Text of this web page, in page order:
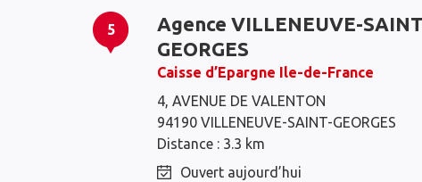
5
Agence VILLENEUVE-
GEORGES
Caisse d’Epargne Ile-de-France
4, AVENUE DE VALENTON
94190 VILLENEUVE-SAINT-GEORGES
Distance : 3.3 km
Ouvert aujourd’hui
Villeneuve-Saint-
Vigneux-sur-Seine
Brunoy
Draveil